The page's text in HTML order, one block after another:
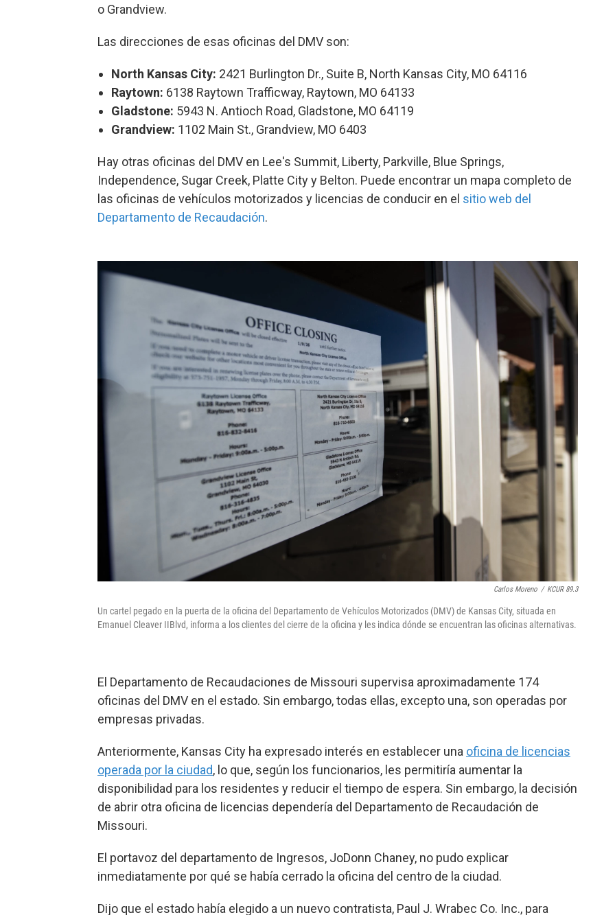
o Grandview.
Las direcciones de esas oficinas del DMV son:
North Kansas City: 2421 Burlington Dr., Suite B, North Kansas City, MO 64116
Raytown: 6138 Raytown Trafficway, Raytown, MO 64133
Gladstone: 5943 N. Antioch Road, Gladstone, MO 64119
Grandview: 1102 Main St., Grandview, MO 6403
Hay otras oficinas del DMV en Lee's Summit, Liberty, Parkville, Blue Springs,
Independence, Sugar Creek, Platte City y Belton. Puede encontrar un mapa completo de
las oficinas de vehículos motorizados y licencias de conducir en el sitio web del
Departamento de Recaudación.
Carlos Moreno / KCUR 89.3
Un cartel pegado en la puerta de la oficina del Departamento de Vehículos Motorizados (DMV) de Kansas City, situada en
Emanuel Cleaver IIBlvd, informa a los clientes del cierre de la oficina y les indica dónde se encuentran las oficinas alternativas.
El Departamento de Recaudaciones de Missouri supervisa aproximadamente 174
oficinas del DMV en el estado. Sin embargo, todas ellas, excepto una, son operadas por
empresas privadas.
Anteriormente, Kansas City ha expresado interés en establecer una oficina de licencias
operada por la ciudad, lo que, según los funcionarios, les permitiría aumentar la
disponibilidad para los residentes y reducir el tiempo de espera. Sin embargo, la decisión
de abrir otra oficina de licencias dependería del Departamento de Recaudación de
Missouri.
El portavoz del departamento de Ingresos, JoDonn Chaney, no pudo explicar
inmediatamente por qué se había cerrado la oficina del centro de la ciudad.
Dijo que el estado había elegido a un nuevo contratista, Paul J. Wrabec Co. Inc., para